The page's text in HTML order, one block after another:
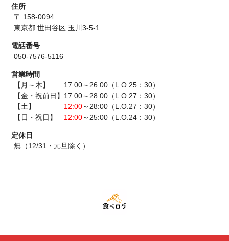
住所
〒 158-0094
東京都 世田谷区 玉川3-5-1
電話番号
050-7576-5116
営業時間
【月～木】 17:00～26:00（L.O.25：30）
【金・祝前日】17:00～28:00（L.O.27：30）
【土】 12:00～28:00（L.O.27：30）
【日・祝日】 12:00～25:00（L.O.24：30）
定休日
無（12/31・元旦除く）